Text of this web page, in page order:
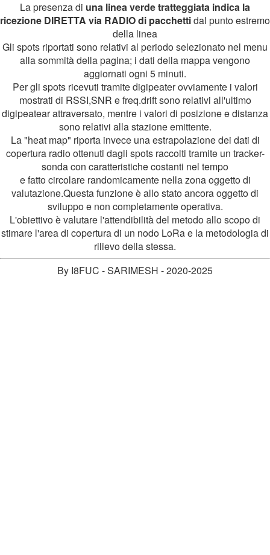
La presenza di una linea verde tratteggiata indica la
ricezione DIRETTA via RADIO di pacchettidal punto estremo
della linea
Gli spots riportati sono relativi al periodo selezionato nel menu
alla sommità della pagina; i dati della mappa vengono
aggiornati ogni 5 minuti.
Per gli spots ricevuti tramite digipeater ovviamente i valori
mostrati di RSSI,SNR e freq.drift sono relativi all'ultimo
digipeatear attraversato, mentre i valori di posizione e distanza
sono relativi alla stazione emittente.
La "heat map" riporta invece una estrapolazione dei dati di
copertura radio ottenuti dagli spots raccolti tramite un tracker-
sonda con caratteristiche costanti nel tempo
e fatto circolare randomicamente nella zona oggetto di
valutazione.Questa funzione è allo stato ancora oggetto di
sviluppo e non completamente operativa.
L'obiettivo è valutare l'attendibilità del metodo allo scopo di
stimare l'area di copertura di un nodo LoRa e la metodologia di
rilievo della stessa.
By I8FUC - SARIMESH - 2020-2025